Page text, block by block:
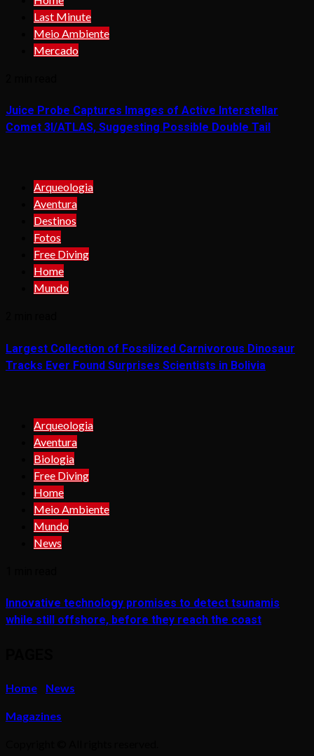
Last Minute
Meio Ambiente
Mercado
Juice Probe Captures Images of Active Interstellar
Comet 3I/ATLAS, Suggesting Possible Double Tail
Arqueologia
Aventura
Destinos
Fotos
Free Diving
Home
Mundo
Largest Collection of Fossilized Carnivorous Dinosaur
Tracks Ever Found Surprises Scientists in Bolivia
Arqueologia
Aventura
Biologia
Free Diving
Home
Meio Ambiente
Mundo
News
Innovative technology promises to detect tsunamis
while still offshore, before they reach the coast
Home News
Magazines